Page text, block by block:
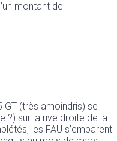
montant de
GT (très amoindris) se
?) sur la rive droite de la
les FAU s’emparent